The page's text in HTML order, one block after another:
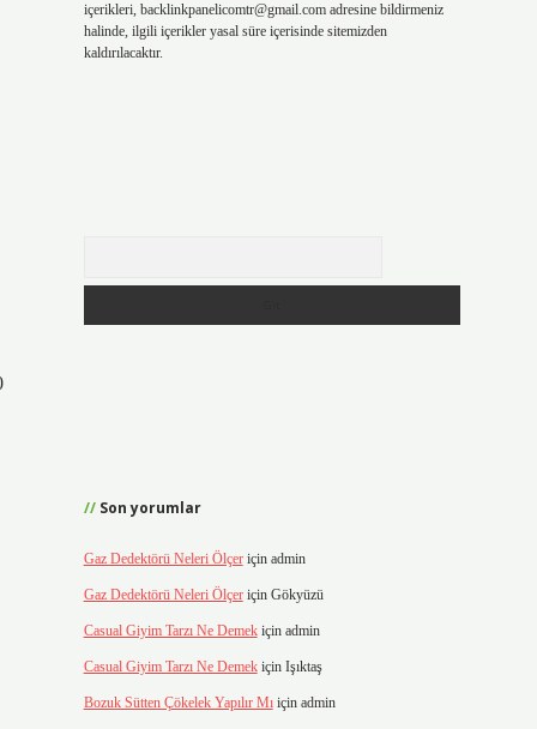
içerikleri, backlinkpanelicomtr@gmail.comadresine bildirmeniz
halinde, ilgili içerikler yasal süre içerisinde sitemizden
kaldırılacaktır.
Son yorumlar
Gaz Dedektörü Neleri Ölçeriçin admin
Gaz Dedektörü Neleri Ölçeriçin Gökyüzü
Casual Giyim Tarzı Ne Demekiçin admin
Casual Giyim Tarzı Ne Demekiçin Işıktaş
Bozuk Sütten Çökelek Yapılır Mıiçin admin